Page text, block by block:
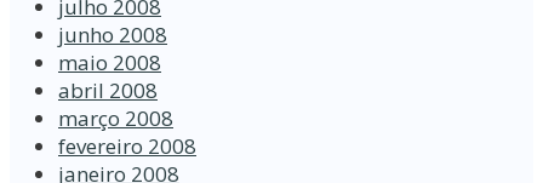
julho 2008
junho 2008
maio 2008
abril 2008
março 2008
fevereiro 2008
janeiro 2008